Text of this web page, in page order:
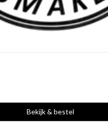
Bekijk & bestel